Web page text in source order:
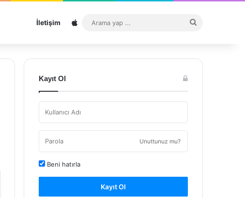
İletişim Sitemap
...
Kayıt Ol
Unuttunuz mu?
Beni hatırla
Kayıt Ol